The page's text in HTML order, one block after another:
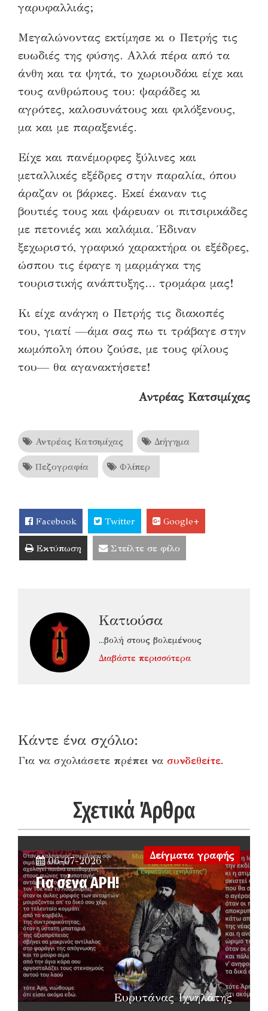
γαρυφαλλιάς;
Μεγαλώνοντας εκτίμησε κι ο Πετρής τις
ευωδιές της φύσης. Αλλά πέρα από τα
άνθη και τα ψητά, το χωριουδάκι είχε και
τους ανθρώπους του: ψαράδες κι
αγρότες, καλοσυνάτους και φιλόξενους,
μα και με παραξενιές.
Είχε και πανέμορφες ξύλινες και
μεταλλικές εξέδρες στην παραλία, όπου
άραζαν οι βάρκες. Εκεί έκαναν τις
βουτιές τους και ψάρευαν οι πιτσιρικάδες
με πετονιές και καλάμια. Έδιναν
ξεχωριστό, γραφικό χαρακτήρα οι εξέδρες,
ώσπου τις έφαγε η μαρμάγκα της
τουριστικής ανάπτυξης… τρομάρα μας!
Κι είχε ανάγκη ο Πετρής τις διακοπές
του, γιατί —άμα σας πω τι τράβαγε στην
κωμόπολη όπου ζούσε, με τους φίλους
του— θα αγανακτήσετε!
Αντρέας Κατσιμίχας
Αντρέας Κατσιμίχας Διήγημα
Πεζογραφία Φλίπερ
Facebook Twitter Google+
Εκτύπωση Στείλτε σε φίλο
Κατιούσα
...βολή στους βολεμένους
Διαβάστε περισσότερα
Κάντε ένα σχόλιο:
Για να σχολιάσετε πρέπει να συνδεθείτε.
Σχετικά Άρθρα
Δείγματα γραφής
06-07-2026
Για σένα ΑΡΗ!
Ευρυτάνας Ιχνηλάτης